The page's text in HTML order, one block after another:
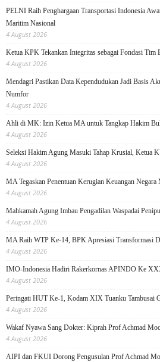
PELNI Raih Penghargaan Transportasi Indonesia
Maritim Nasional
4 August 2026
Ketua KPK Tekankan Integritas sebagai Fondasi Tim
4 August 2026
Mendagri Pastikan Data Kependudukan Jadi Basis
Numfor
4 August 2026
Ahli di MK: Izin Ketua MA untuk Tangkap Hakim
4 August 2026
Seleksi Hakim Agung Masuki Tahap Krusial, Ketua
4 August 2026
MA Tegaskan Penentuan Kerugian Keuangan
4 August 2026
Mahkamah Agung Imbau Pengadilan Waspadai
4 August 2026
MA Raih WTP Ke-14, BPK Apresiasi Transformasi
4 August 2026
IMO-Indonesia Hadiri Rakerkornas APINDO Ke
4 August 2026
Peringati HUT Ke-1, Kodam XIX Tuanku Tambusai
4 August 2026
Wakaf Nyawa Sang Dokter: Kiprah Prof Achmad
4 August 2026
AIPI dan FKUI Dorong Pengusulan Prof Achmad